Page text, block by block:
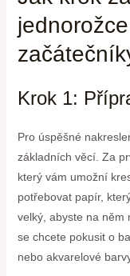
Krok 1:
Pro úspěšné
základních věcí. Za
který vám umožní
potřebovat papír,
velký, abyste na něm
se chcete pokusit o
nebo akvarelové